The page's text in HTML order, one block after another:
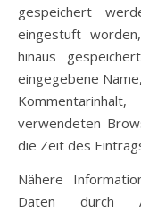
gespeichert
eingestuft
hinaus
eingegebene
verwendeten
die Zeit des
Nähere
Daten durch